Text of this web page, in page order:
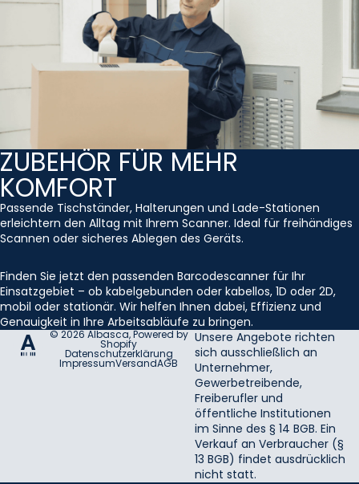
ZUBEHÖR FÜR MEHR
KOMFORT
Passende Tischständer, Halterungen und Lade-Stationen
erleichtern den Alltag mit Ihrem Scanner. Ideal für freihändiges
Scannen oder sicheres Ablegen des Geräts.
Finden Sie jetzt den passenden Barcodescanner für Ihr
Einsatzgebiet – ob kabelgebunden oder kabellos, 1D oder 2D,
mobil oder stationär. Wir helfen Ihnen dabei, Effizienz und
Genauigkeit in Ihre Arbeitsabläufe zu bringen.
© 2026Albasca, Powered by
Shopify
Datenschutzerklärung
ImpressumVersandAGB
Unsere Angebote richten
sich ausschließlich an
Unternehmer,
Gewerbetreibende,
Freiberufler und
öffentliche Institutionen
im Sinne des § 14 BGB. Ein
Verkauf an Verbraucher (§
13 BGB) findet ausdrücklich
nicht statt.